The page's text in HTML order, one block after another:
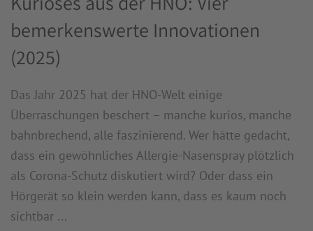
bemerkenswerte Innovationen
(2025)
Das Jahr 2025 hat der HNO-Welt einige
Überraschungen beschert – manche kurios, manche
bahnbrechend, alle faszinierend. Wer hätte gedacht,
dass ein gewöhnliches Allergie-Nasenspray plötzlich
als Corona-Schutz diskutiert wird? Oder dass ein
Hörgerät so klein werden kann, dass es kaum noch
sichtbar ...